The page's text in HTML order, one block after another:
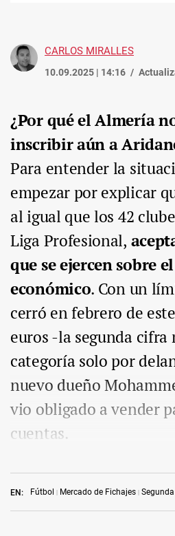
CARLOS MIRALLES
10.09.2025 | 14:16
EN: Fútbol Mercado de Fichajes
¿Por qué el Almería
inscribir aún a
Para entender la
empezar por explicar
al igual que los 42
Liga Profesional,
que se ejercen sobre
económico. Con un
cerró en febrero de
euros -la segunda cifra
categoría solo por
nuevo dueño
vio obligado a vender
cuentas.